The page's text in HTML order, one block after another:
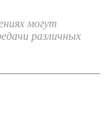
могут
различных